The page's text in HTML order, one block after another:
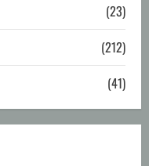
(23)
(212)
(41)